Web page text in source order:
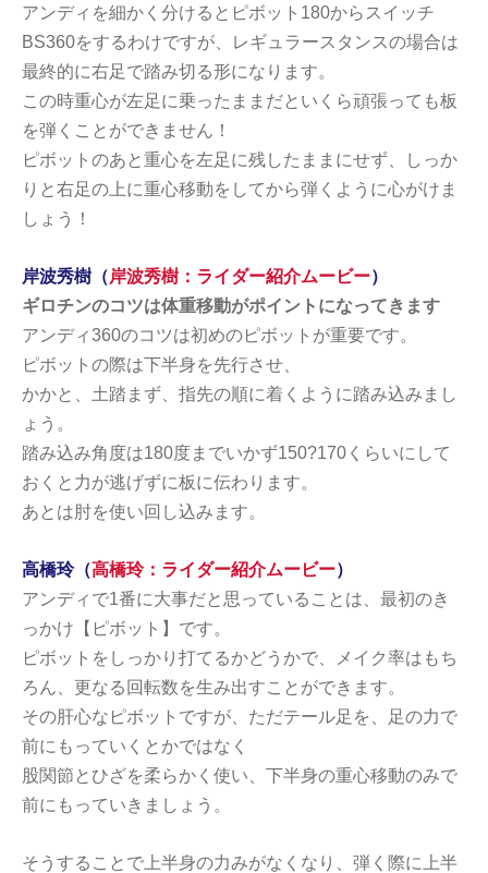
アンディを細かく分けるとピボット180からスイッチ
BS360をするわけですが、レギュラースタンスの場合は
最終的に右足で踏み切る形になります。
この時重心が左足に乗ったままだといくら頑張っても板
を弾くことができません！
ピボットのあと重心を左足に残したままにせず、しっか
りと右足の上に重心移動をしてから弾くように心がけま
しょう！
岸波秀樹（岸波秀樹：ライダー紹介ムービー）
ギロチンのコツは体重移動がポイントになってきます
アンディ360のコツは初めのピボットが重要です。
ピボットの際は下半身を先行させ、
かかと、土踏まず、指先の順に着くように踏み込みまし
ょう。
踏み込み角度は180度までいかず150?170くらいにして
おくと力が逃げずに板に伝わります。
あとは肘を使い回し込みます。
高橋玲（高橋玲：ライダー紹介ムービー）
アンディで1番に大事だと思っていることは、最初のき
っかけ【ピボット】です。
ピボットをしっかり打てるかどうかで、メイク率はもち
ろん、更なる回転数を生み出すことができます。
その肝心なピボットですが、ただテール足を、足の力で
前にもっていくとかではなく
股関節とひざを柔らかく使い、下半身の重心移動のみで
前にもっていきましょう。
そうすることで上半身の力みがなくなり、弾く際に上半